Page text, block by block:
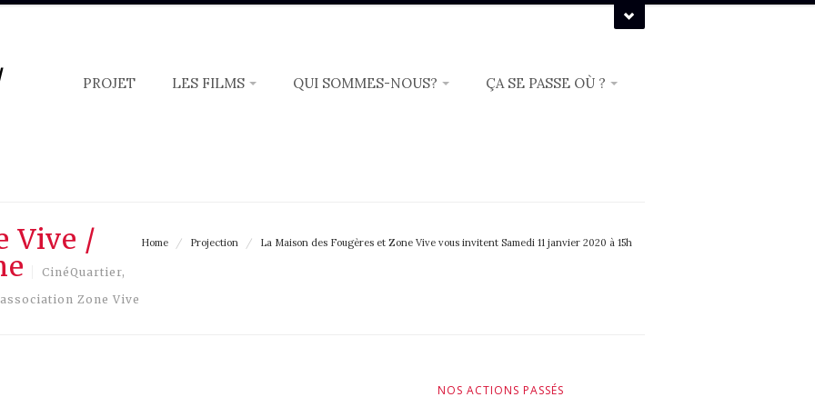
PROJET LES FILMS QUI SOMMES-NOUS? ÇA SE PASSE OÙ ?
Home / Projection / La Maison des Fougères et Zone Vive vous invitent Samedi 11 janvier 2020 à 15h
Vive /
CinéQuartier,
Zone Vive
NOS ACTIONS PASSÉS